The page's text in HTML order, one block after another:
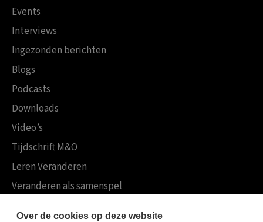
Events
Interviews
Ingezonden berichten
Blogs
Podcasts
Downloads
Video’s
Tijdschrift M&O
Leren Veranderen
Veranderen als samenspel
Over de cookies op deze website